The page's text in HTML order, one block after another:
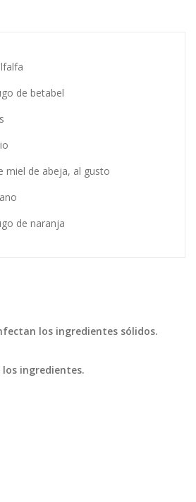
de betabel
miel de abeja, al gusto
de naranja
los ingredientes sólidos.
ingredientes.